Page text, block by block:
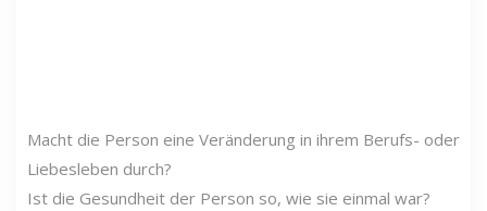
Macht die Person eine Veränderung in ihrem Berufs- oder
Liebesleben durch?
Ist die Gesundheit der Person so, wie sie einmal war?